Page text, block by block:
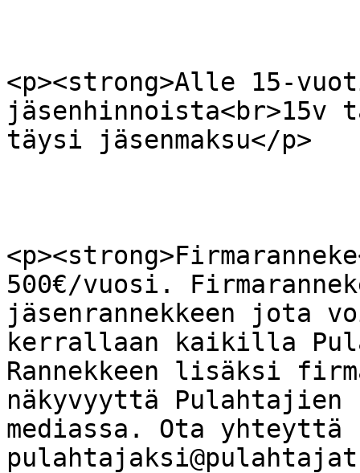
<p><strong>Alle 15-
jäsenhinnoista<br>15v
täysi jäsenmaksu</p>
500€/vuosi.
jäsenrannekkeen jota
kerrallaan kaikilla
Rannekkeen lisäksi
näkyvyyttä
mediassa. Ota yhteyttä